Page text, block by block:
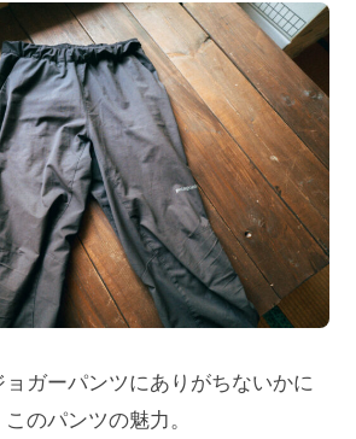
ガーパンツにありがちないかに
のパンツの魅力。